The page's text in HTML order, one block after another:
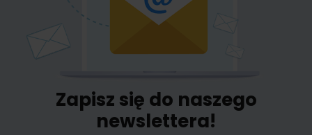
Zapisz się do naszego
newslettera!